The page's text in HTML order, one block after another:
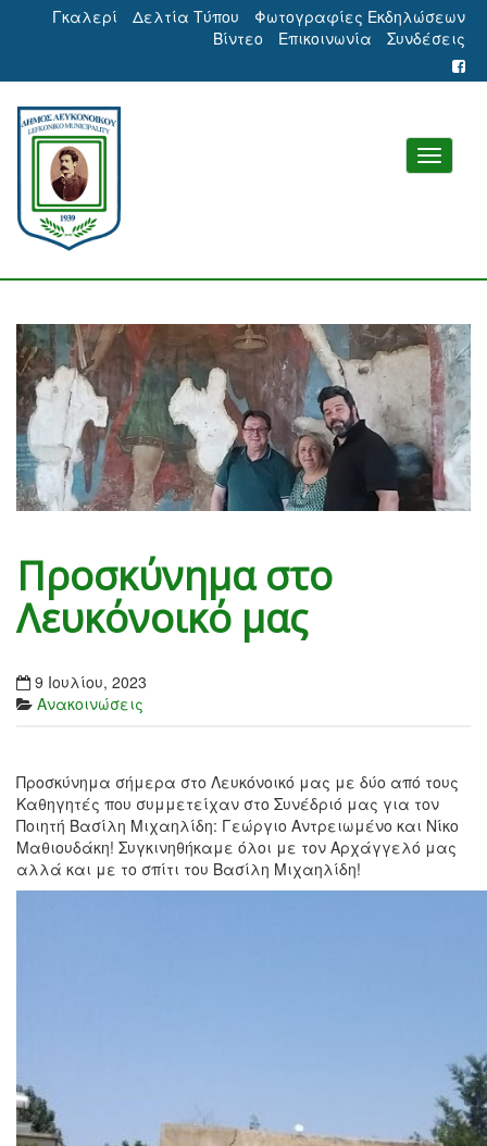
Γκαλερί Δελτία Τύπου
Φωτογραφίες Εκδηλώσεων
Βίντεο
Επικοινωνία Συνδέσεις
Προσκύνημα στο
Λευκόνοικό μας
9 Ιουλίου, 2023
Ανακοινώσεις
Προσκύνημα σήμερα στο Λευκόνοικό μας με δύο από τους
Καθηγητές που συμμετείχαν στο Συνέδριό μας για τον
Ποιητή Βασίλη Μιχαηλίδη: Γεώργιο Αντρειωμένο και Νίκο
Μαθιουδάκη! Συγκινηθήκαμε όλοι με τον Αρχάγγελό μας
αλλά και με το σπίτι του Βασίλη Μιχαηλίδη!